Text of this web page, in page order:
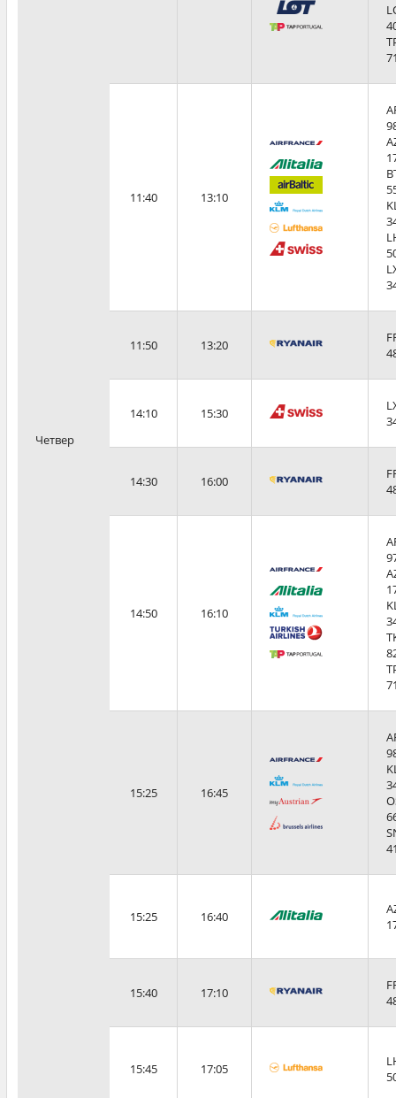
Четвер
11:40 13:10
11:50 13:20
14:10 15:30
14:30 16:00
14:50 16:10
15:25 16:45
15:25 16:40
15:40 17:10
15:45 17:05